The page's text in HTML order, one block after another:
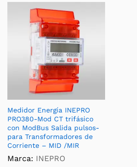
Medidor Energía INEPRO
PRO380-Mod CT trifásico
con ModBus Salida pulsos-
para Transformadores de
Corriente – MID /MIR
Marca: INEPRO